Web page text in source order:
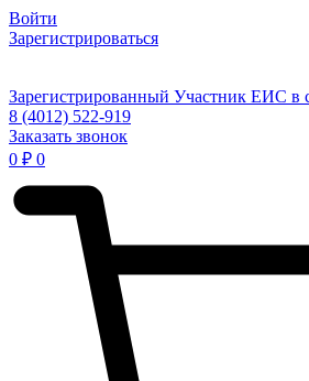
Войти
Зарегистрироваться
Зарегистрированный Участник ЕИС в
8 (4012) 522-919
Заказать звонок
0 ₽ 0